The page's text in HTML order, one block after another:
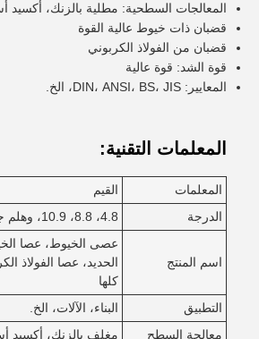
المعالجات السطحية: مطلية بالزنك، أكسيد
قضبان ذات خيوط عالية القوة
قضبان من الفولاذ الكربوني
قوة الشد: قوة عالية
المعايير: DIN، ANSI، BS، JIS، الخ.
المعلمات التقنية:
المعلمات
القيم
الدرجة
4.8، 8.8، 10.9، وهلم جرا
اسم المنتج
عصى الخيوط، عصا
الحديد، عصا الفولاذ
كلها
التطبيق
البناء، الآلات، الخ.
معالجة السطح
مغلف بالزنك، أكسيد